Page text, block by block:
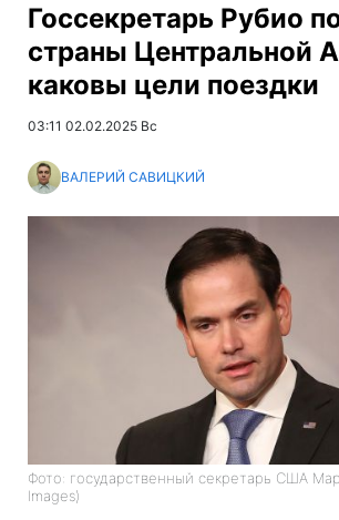
Госсекретарь Рубио
страны Центральной
каковы цели поездки
03:11 02.02.2025 Вс
ВАЛЕРИЙ САВИЦКИЙ
Фото: государственный секретарь США
Images)